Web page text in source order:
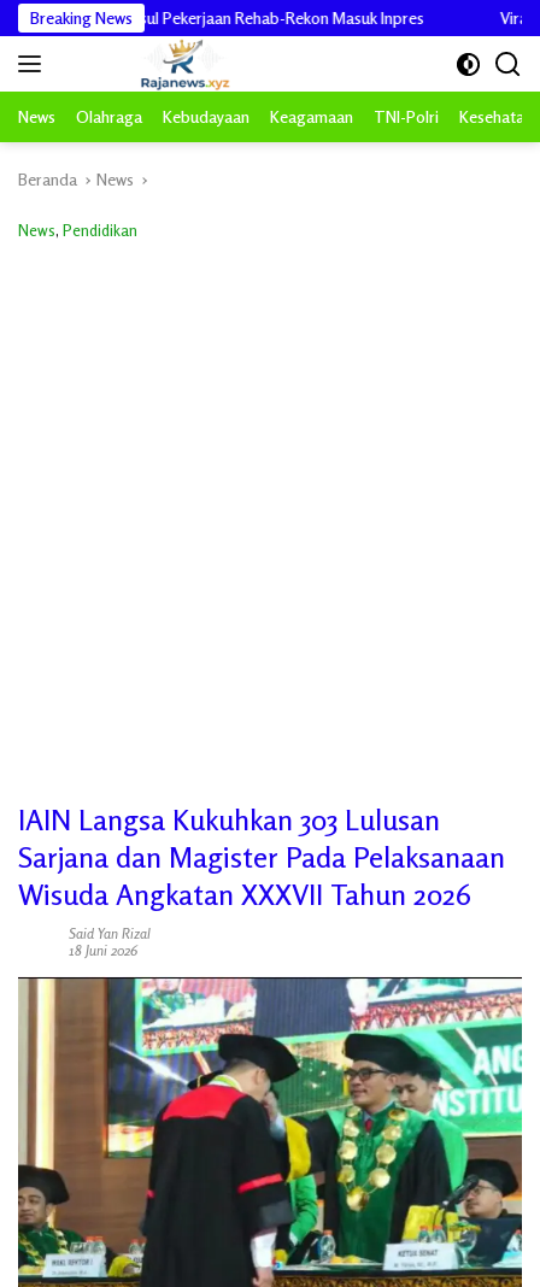
Langsung
ke
konten
Breaking News
Usul Pekerjaan Rehab-Rekon Masuk Inpres Viral Video
News Olahraga Kebudayaan Keagamaan TNI-Polri Kesehatan
Beranda News
News, Pendidikan
IAIN Langsa Kukuhkan 303 Lulusan
Sarjana dan Magister Pada Pelaksanaan
Wisuda Angkatan XXXVII Tahun 2026
Said Yan Rizal
18 Juni 2026